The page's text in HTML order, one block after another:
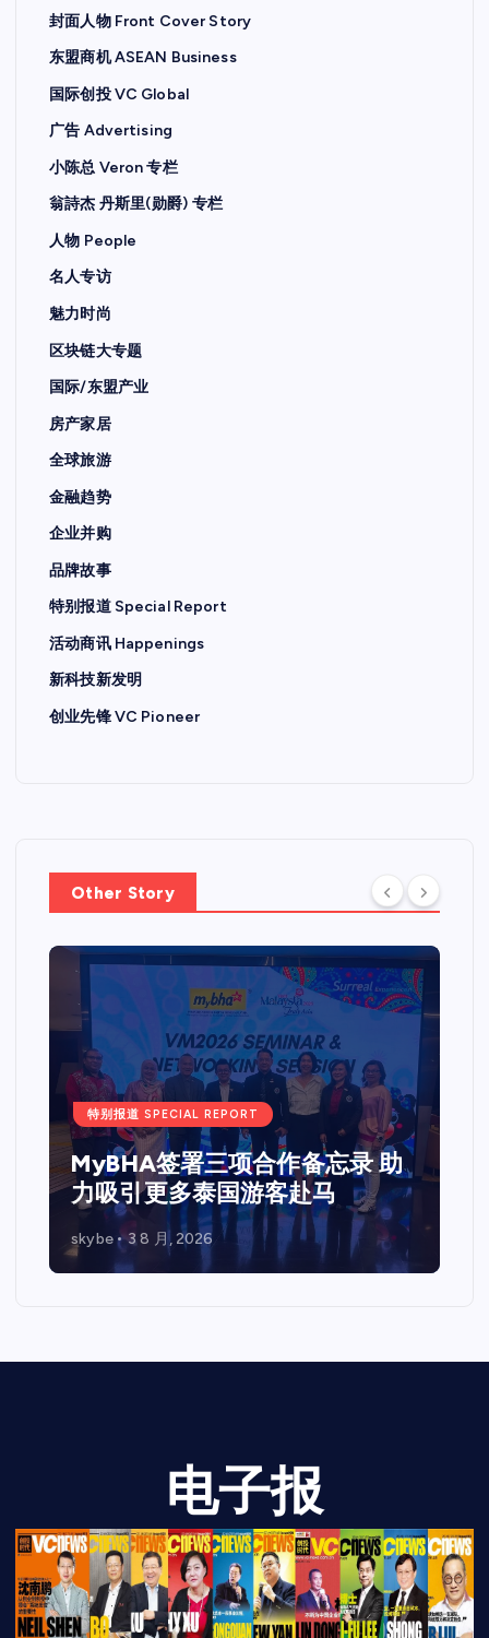
封面人物 Front Cover Story
东盟商机 ASEAN Business
国际创投 VC Global
广告 Advertising
小陈总 Veron 专栏
翁詩杰 丹斯里(勋爵) 专栏
人物 People
名人专访
魅力时尚
区块链大专题
国际/东盟产业
房产家居
全球旅游
金融趋势
企业并购
品牌故事
特别报道 Special Report
活动商讯 Happenings
新科技新发明
创业先锋 VC Pioneer
Other Story
特别报道 SPECIAL REPORT
Web 3.0 + IPO Summit吉隆坡
站圆满落幕国际重量级嘉宾齐聚
马来西亚 共探Web3、资本市场
与企业未来发展新机遇
skybe 7 7 月, 2026
电子报